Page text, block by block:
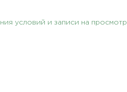
условий и записи на просмотр